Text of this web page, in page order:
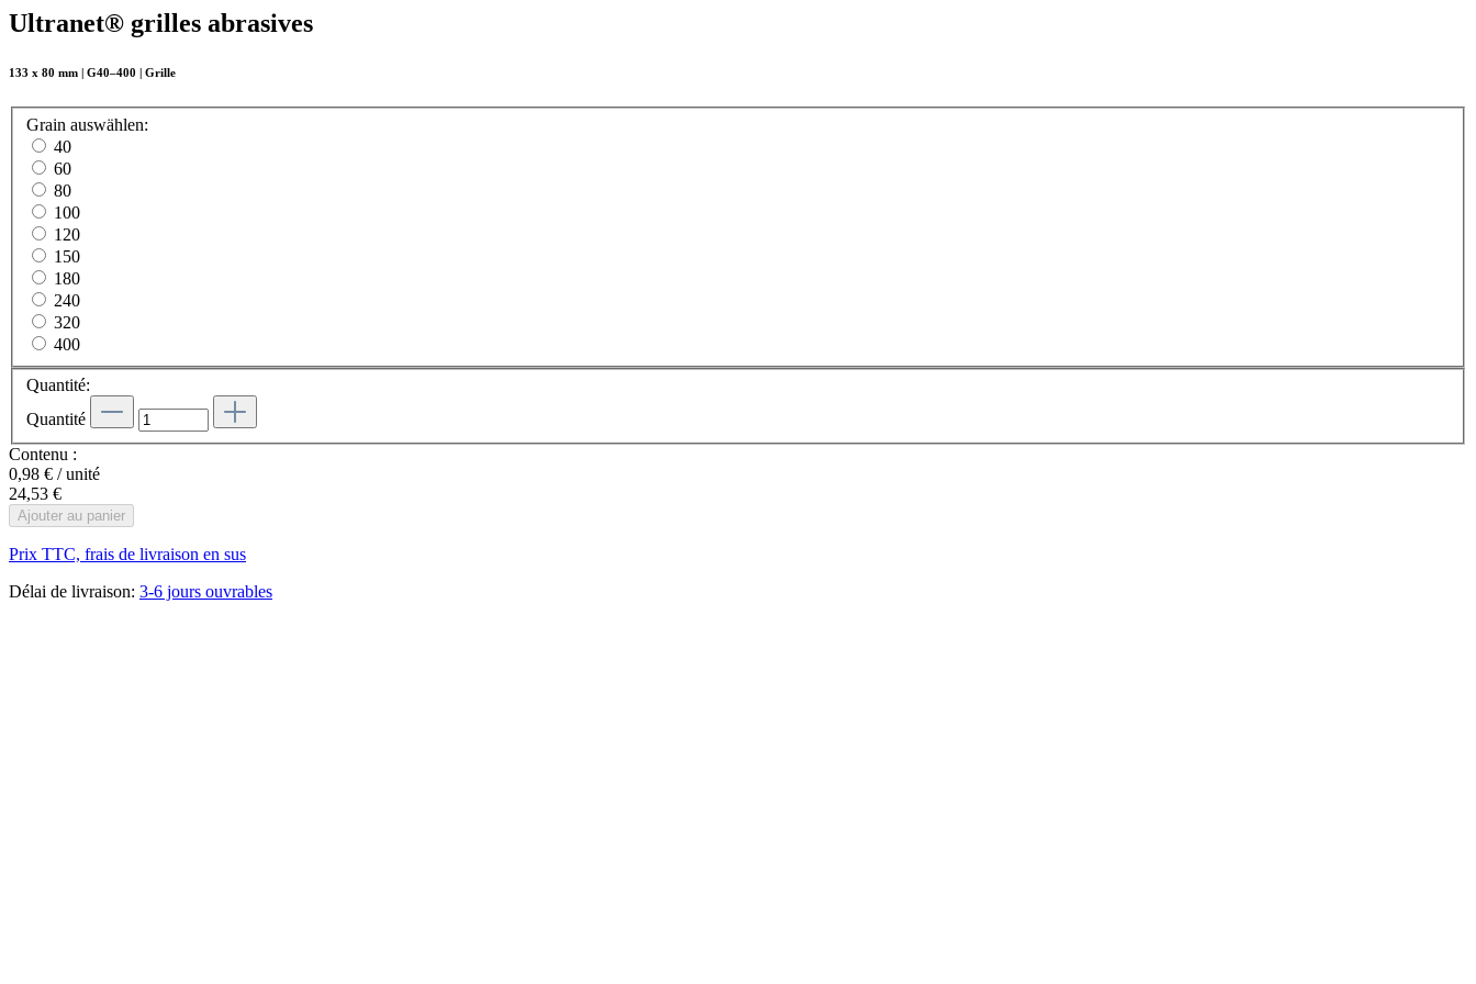
Ultranet® grilles abrasives
133 x 80 mm | G40–400 | Grille
Grain auswählen:
40
60
80
100
120
150
180
240
320
400
Quantité:
Quantité
Contenu :
0,98 € / unité
24,53 €
Ajouter au panier
Prix TTC, frais de livraison en sus
Délai de livraison: 3-6 jours ouvrables